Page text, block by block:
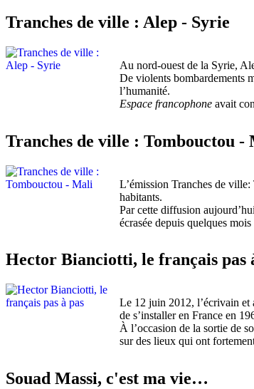
Tranches de ville : Alep - Syrie
Au nord-ouest de la Syrie,
De violents bombardements
l’humanité.
Espace francophone avait
Tranches de ville : Tombouctou -
L’émission Tranches de
habitants.
Par cette diffusion
écrasée depuis quelques
Hector Bianciotti, le français pas
Le 12 juin 2012, l’écrivain et
de s’installer en France en
À l’occasion de la sortie de
sur des lieux qui ont
Souad Massi, c'est ma vie…